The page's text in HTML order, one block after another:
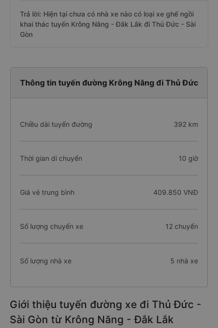
Trả lời: Hiện tại chưa có nhà xe nào có loại xe ghế ngồi
khai thác tuyến Krông Năng - Đắk Lắk đi Thủ Đức - Sài
Gòn
Thông tin tuyến đường Krông Năng đi Thủ Đức
Chiều dài tuyến đường 392 km
Thời gian di chuyển 10 giờ
Giá vé trung bình 409.850 VNĐ
Số lượng chuyến xe 12 chuyến
Số lượng nhà xe 5 nhà xe
Giới thiệu tuyến đường xe đi Thủ Đức -
Sài Gòn từ Krông Năng - Đắk Lắk